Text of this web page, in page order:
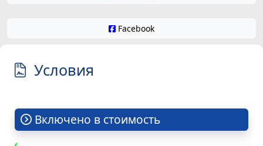
Facebook
Условия
Включено в стоимость